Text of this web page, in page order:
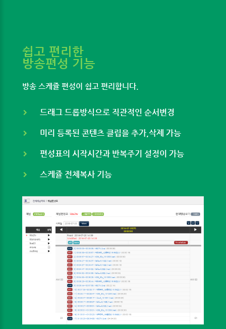
쉽고 편리한
방송편성 기능
방송 스케쥴 편성이 쉽고 편리합니다.
드래그 드롭방식으로 직관적인 순서변경
미리 등록된 콘텐츠 클립을 추가,삭제 가능
편성표의 시작시간과 반복주기 설정이 가능
스케쥴 전체복사 기능